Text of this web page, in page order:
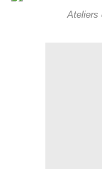
Ateliers